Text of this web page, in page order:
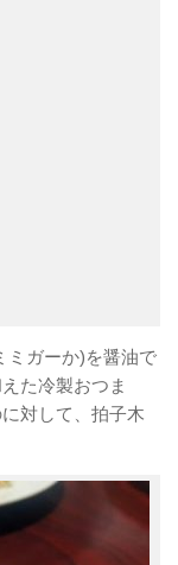
ミガーか)を醤油で
た冷製おつま
対して、拍子木